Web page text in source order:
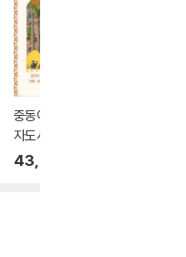
중동이 건넨 말들 (큰글
자도서)
43,000